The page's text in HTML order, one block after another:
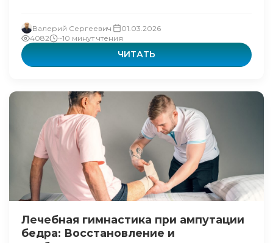
Валерий Сергеевич
01.03.2026
4082
~10 минут чтения
ЧИТАТЬ
Лечебная гимнастика при ампутации
бедра: Восстановление и